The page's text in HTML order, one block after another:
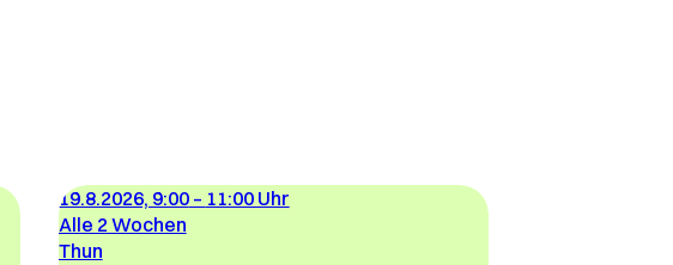
19.8.2026, 9:00– 11:00 Uhr
Alle 2 Wochen
Thun